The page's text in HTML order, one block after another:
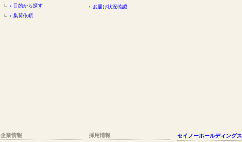
目的から探す
集荷依頼
お届け状況確認
企業情報 採用情報 セイノーホールディングス